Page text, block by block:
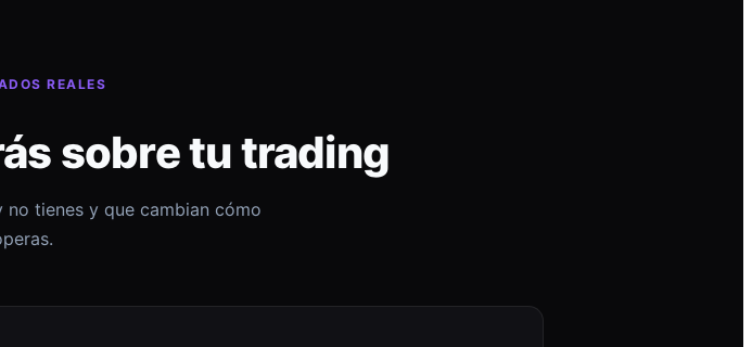
REALES
sobre tu trading
tienes y que cambian cómo